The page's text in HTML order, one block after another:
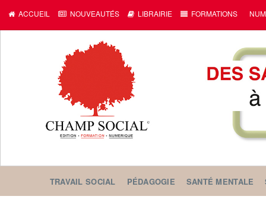
ACCUEIL NOUVEAUTÉS LIBRAIRIE FORMATIONS
TRAVAIL SOCIAL PÉDAGOGIE SANTÉ MENTALE